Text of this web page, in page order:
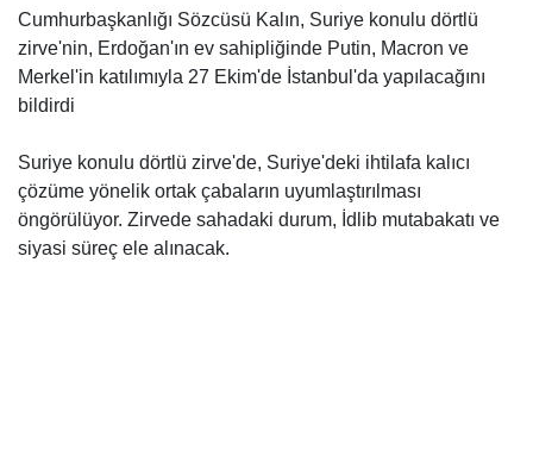
Cumhurbaşkanlığı Sözcüsü Kalın, Suriye konulu dörtlü
zirve'nin, Erdoğan'ın ev sahipliğinde Putin, Macron ve
Merkel'in katılımıyla 27 Ekim'de İstanbul'da yapılacağını
bildirdi
Suriye konulu dörtlü zirve'de, Suriye'deki ihtilafa kalıcı
çözüme yönelik ortak çabaların uyumlaştırılması
öngörülüyor. Zirvede sahadaki durum, İdlib mutabakatı ve
siyasi süreç ele alınacak.